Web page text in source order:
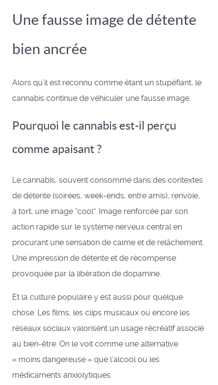
Une fausse image de détente
bien ancrée
Alors qu’il est reconnu comme étant un stupéfiant, le
cannabis continue de véhiculer une fausse image.
Pourquoi le cannabis est-il perçu
comme apaisant ?
Le cannabis, souvent consommé dans des contextes
de détente (soirées, week-ends, entre amis), renvoie,
à tort, une image “cool”. Image renforcée par son
action rapide sur le système nerveux central en
procurant une sensation de calme et de relâchement.
Une impression de détente et de récompense
provoquée par la libération de dopamine.
Et la culture populaire y est aussi pour quelque
chose. Les films, les clips musicaux ou encore les
réseaux sociaux valorisent un usage récréatif associé
au bien-être. On le voit comme une alternative
« moins dangereuse » que l’alcool ou les
médicaments anxiolytiques.